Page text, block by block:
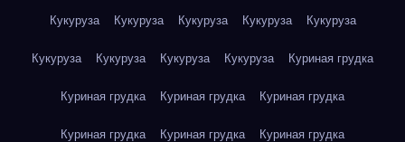
Кукуруза Кукуруза Кукуруза Кукуруза Кукуруза
Кукуруза Кукуруза Кукуруза Кукуруза Куриная грудка
Куриная грудка Куриная грудка Куриная грудка
Куриная грудка Куриная грудка Куриная грудка